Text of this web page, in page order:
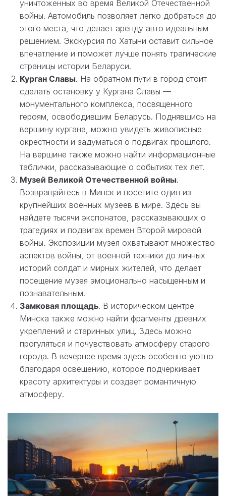
уничтоженных во время Великой Отечественной
войны. Автомобиль позволяет легко добраться до
этого места, что делает аренду авто идеальным
решением. Экскурсия по Хатыни оставит сильное
впечатление и поможет лучше понять трагические
страницы истории Беларуси.
Курган Славы. На обратном пути в город стоит
сделать остановку у Кургана Славы —
монументального комплекса, посвященного
героям, освободившим Беларусь. Поднявшись на
вершину кургана, можно увидеть живописные
окрестности и задуматься о подвигах прошлого.
На вершине также можно найти информационные
таблички, рассказывающие о событиях тех лет.
Музей Великой Отечественной войны.
Возвращайтесь в Минск и посетите один из
крупнейших военных музеев в мире. Здесь вы
найдете тысячи экспонатов, рассказывающих о
трагедиях и подвигах времен Второй мировой
войны. Экспозиции музея охватывают множество
аспектов войны, от военной техники до личных
историй солдат и мирных жителей, что делает
посещение музея эмоционально насыщенным и
познавательным.
Замковая площадь. В историческом центре
Минска также можно найти фрагменты древних
укреплений и старинных улиц. Здесь можно
прогуляться и почувствовать атмосферу старого
города. В вечернее время здесь особенно уютно
благодаря освещению, которое подчеркивает
красоту архитектуры и создает романтичную
атмосферу.